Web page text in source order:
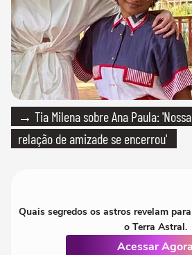
→ Tia Milena sobre Ana Paula: 'Nossa
relação de amizade se encerrou'
Quais segredos os astros revelam
o Terra Astral.
Acessar Agora